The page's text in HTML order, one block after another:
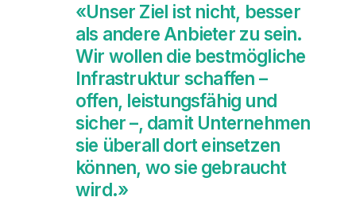
«Unser Ziel ist nicht, besser
als andere Anbieter zu sein.
Wir wollen die bestmögliche
Infrastruktur schaffen –
offen, leistungsfähig und
sicher –, damit Unternehmen
sie überall dort einsetzen
können, wo sie gebraucht
wird.»